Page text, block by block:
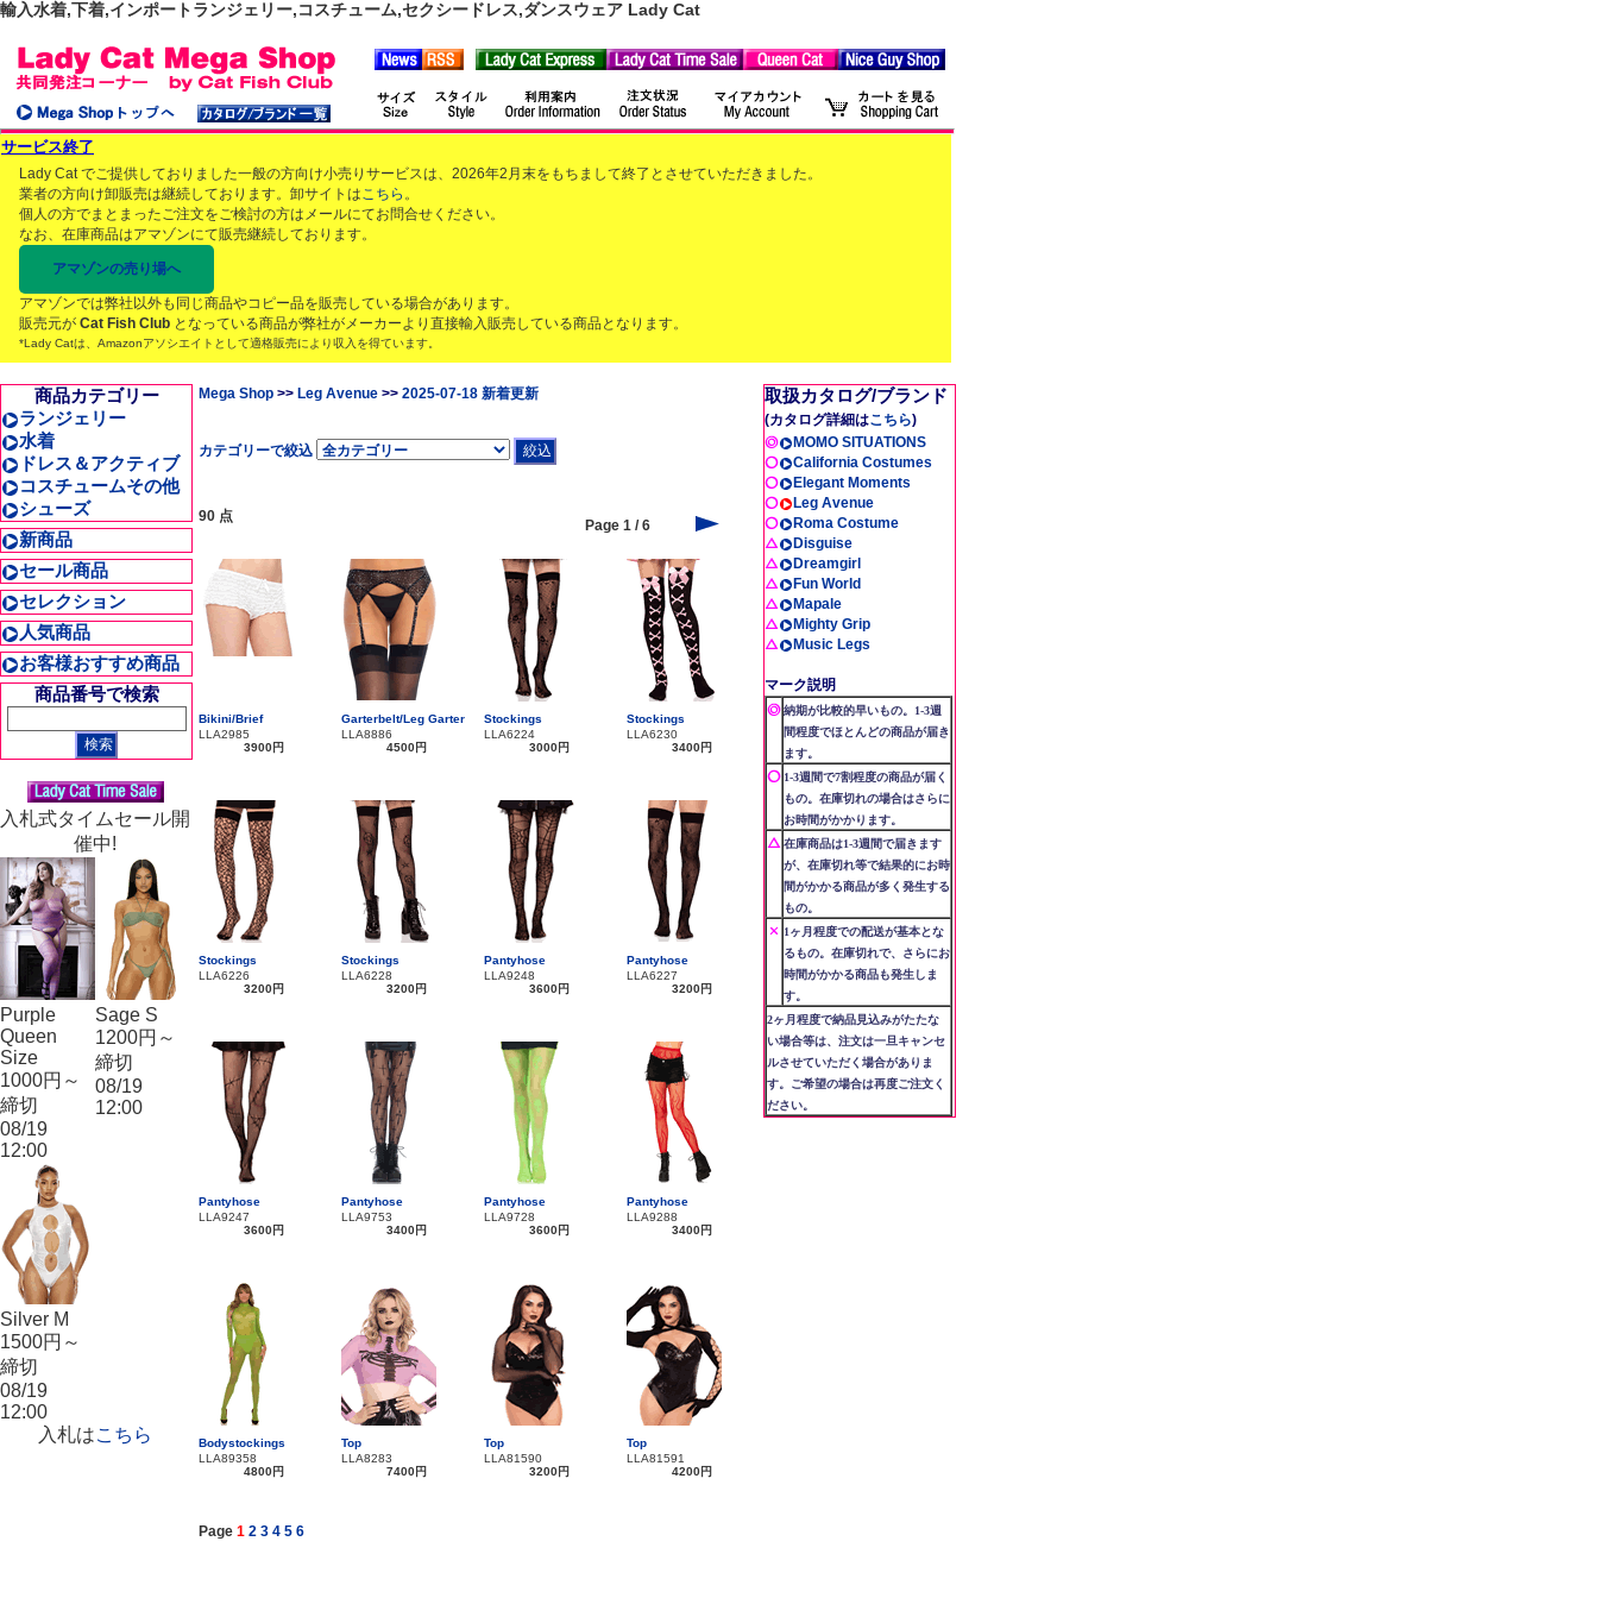
輸入水着,下着,インポートランジェリー,コスチューム,セクシードレス,ダンスウェア Lady Cat
サービス終了
Lady Cat でご提供しておりました一般の方向け小売りサービスは、2026年2月末をもちまして終了とさせていただきました。
業者の方向け卸販売は継続しております。卸サイトはこちら 。
個人の方でまとまったご注文をご検討の方はメールにてお問合せください。
なお、在庫商品はアマゾンにて販売継続しております。
アマゾンの売り場へ
アマゾンでは弊社以外も同じ商品やコピー品を販売している場合があります。
販売元が Cat Fish Club となっている商品が弊社がメーカーより直接輸入販売している商品となります。
*Lady Catは、Amazonアソシエイトとして適格販売により収入を得ています。
商品カテゴリー
ランジェリー
水着
ドレス＆アクティブ
コスチュームその他
シューズ
新商品
セール商品
セレクション
人気商品
お客様おすすめ商品
商品番号で検索
入札式タイムセール開
催中!
Purple
Queen
Size
1000円～
締切
08/19
12:00
Sage S
1200円～
締切
08/19
12:00
Silver M
1500円～
締切
08/19
12:00
入札はこちら
Mega Shop >> Leg Avenue >> 2025-07-18 新着更新
カテゴリーで絞込
90 点
Page 1 / 6
Bikini/Brief
LLA2985
3900円
Garterbelt/Leg Garter
LLA8886
4500円
Stockings
LLA6224
3000円
Stockings
LLA6230
3400円
Stockings
LLA6226
3200円
Stockings
LLA6228
3200円
Pantyhose
LLA9248
3600円
Pantyhose
LLA6227
3200円
Pantyhose
LLA9247
3600円
Pantyhose
LLA9753
3400円
Pantyhose
LLA9728
3600円
Pantyhose
LLA9288
3400円
Bodystockings
LLA89358
4800円
Top
LLA8283
7400円
Top
LLA81590
3200円
Top
LLA81591
4200円
Page 1 2 3 4 5 6
取扱カタログ/ブランド
(カタログ詳細はこちら)
MOMO SITUATIONS
California Costumes
Elegant Moments
Leg Avenue
Roma Costume
Disguise
Dreamgirl
Fun World
Mapale
Mighty Grip
Music Legs
マーク説明
納期が比較的早いもの。1-3週
間程度でほとんどの商品が届き
ます。
1-3週間で7割程度の商品が届く
もの。在庫切れの場合はさらに
お時間がかかります。
在庫商品は1-3週間で届きます
が、在庫切れ等で結果的にお時
間がかかる商品が多く発生する
もの。
1ヶ月程度での配送が基本とな
るもの。在庫切れで、さらにお
時間がかかる商品も発生しま
す。
2ヶ月程度で納品見込みがたたな
い場合等は、注文は一旦キャンセ
ルさせていただく場合がありま
す。ご希望の場合は再度ご注文く
ださい。